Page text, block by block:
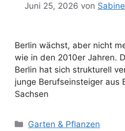
Juni 25, 2026 von
Berlin wächst, aber nicht
wie in den 2010er Jahren.
Berlin hat sich strukturell
junge Berufseinsteiger aus
Sachsen
Kategorien
Garten & Pflanzen